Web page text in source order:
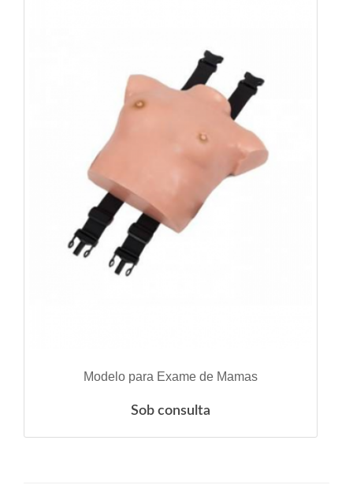
VER DETALHES
Modelo para Exame de Mamas
Sob consulta